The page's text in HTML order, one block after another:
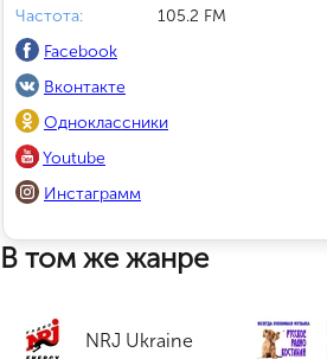
Частота:
105.2 FM
Facebook
Вконтакте
Одноклассники
Youtube
Инстаграмм
В том же жанре
NRJ Ukraine